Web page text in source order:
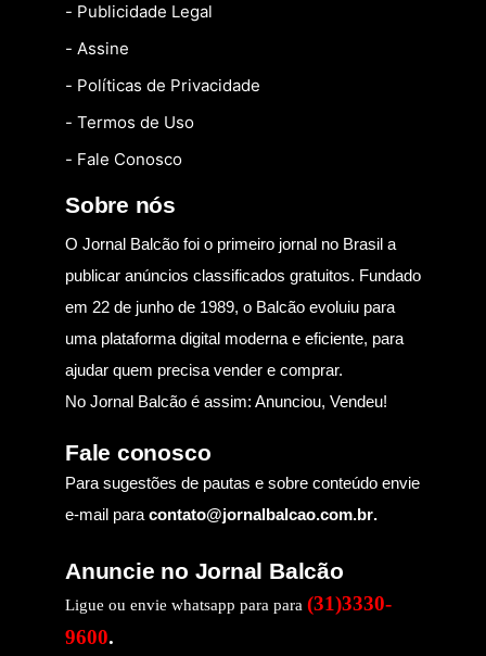
- Publicidade Legal
- Assine
- Políticas de Privacidade
- Termos de Uso
- Fale Conosco
Sobre nós
O Jornal Balcão foi o primeiro jornal no Brasil a
publicar anúncios classificados gratuitos. Fundado
em 22 de junho de 1989, o Balcão evoluiu para
uma plataforma digital moderna e eficiente, para
ajudar quem precisa vender e comprar.
No Jornal Balcão é assim: Anunciou, Vendeu!
Fale conosco
Para sugestões de pautas e sobre conteúdo envie
e-mail para contato@jornalbalcao.com.br.
Anuncie no Jornal Balcão
Ligue ou envie whatsapp para para (31)3330-
9600.